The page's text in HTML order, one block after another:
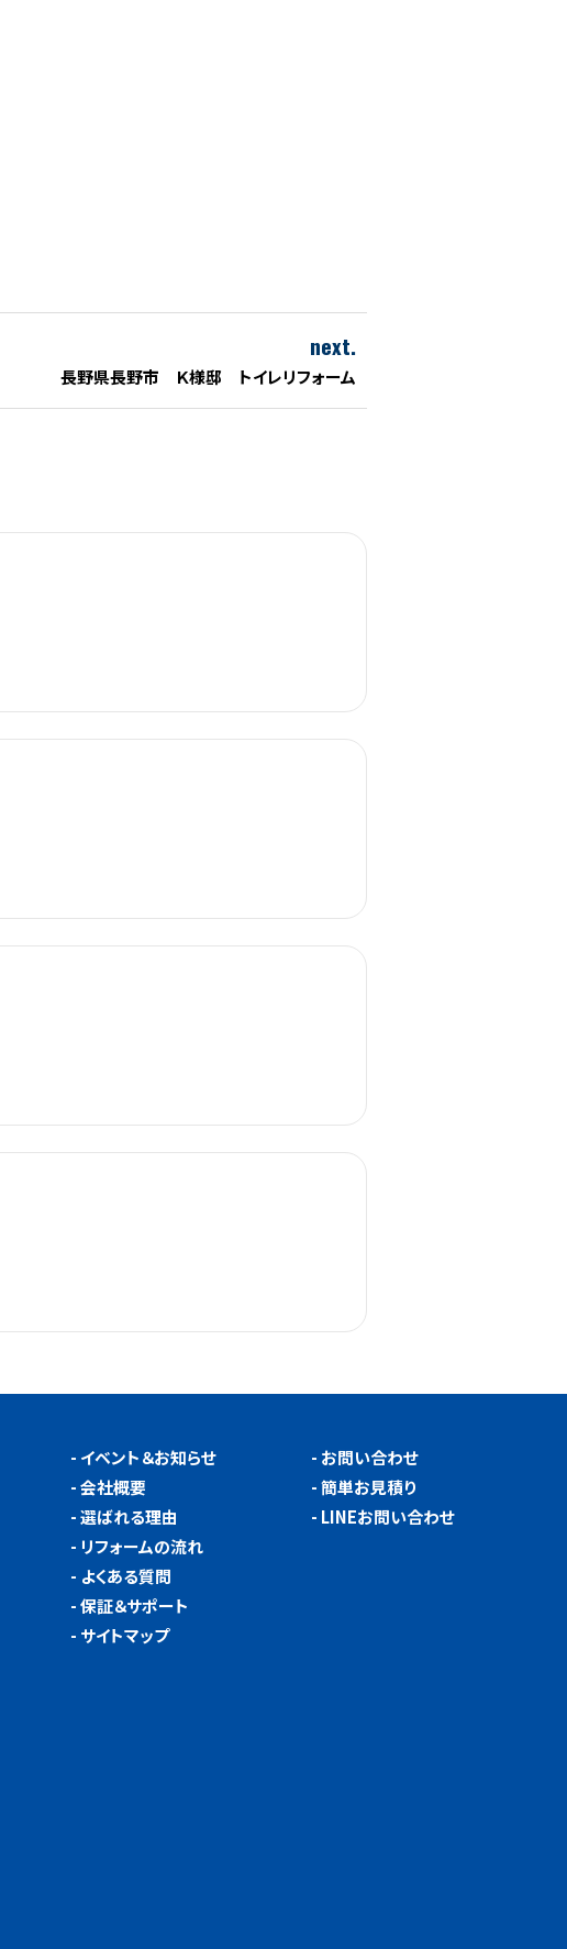
next.
長野県長野市 Ｋ様邸 トイレリフォーム
- イベント＆お知らせ
-会社概要
-選ばれる理由
- リフォームの流れ
- よくある質問
-保証＆サポート
- サイトマップ
- お問い合わせ
-簡単お見積り
- LINEお問い合わせ